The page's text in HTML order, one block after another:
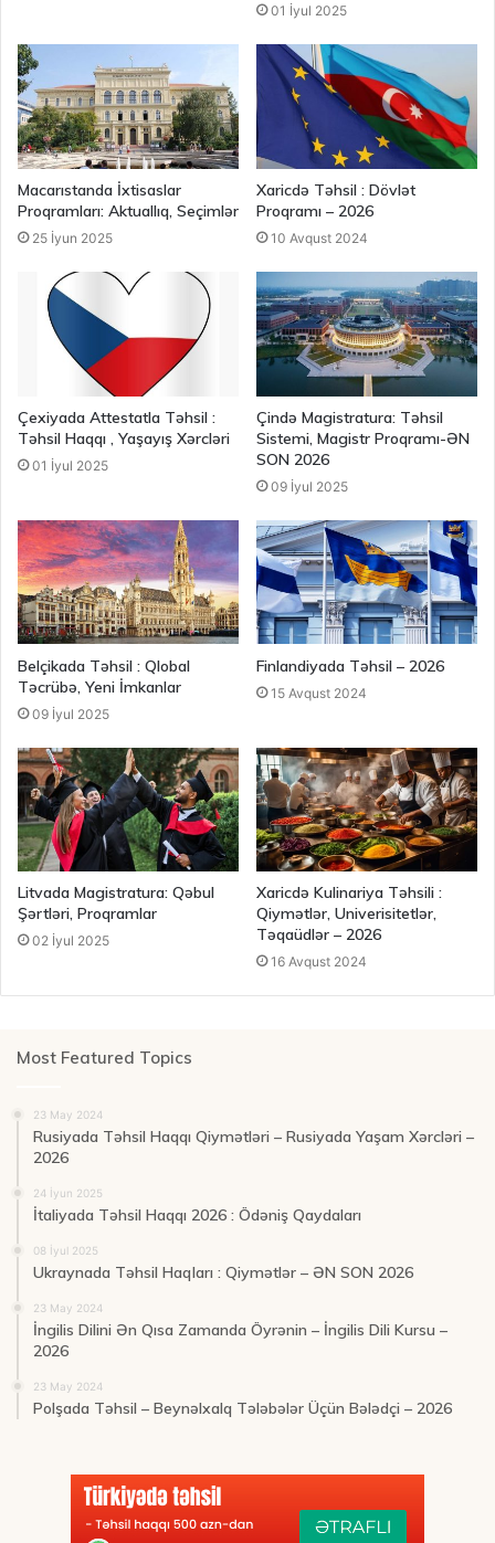
01 İyul 2025
Macarıstanda İxtisaslar
Proqramları: Aktuallıq, Seçimlər
25 İyun 2025
Xaricdə Təhsil : Dövlət
Proqramı – 2026
10 Avqust 2024
Çexiyada Attestatla Təhsil :
Təhsil Haqqı , Yaşayış Xərcləri
01 İyul 2025
Çində Magistratura: Təhsil
Sistemi, Magistr Proqramı-ƏN
SON 2026
09 İyul 2025
Belçikada Təhsil : Qlobal
Təcrübə, Yeni İmkanlar
09 İyul 2025
Finlandiyada Təhsil – 2026
15 Avqust 2024
Litvada Magistratura: Qəbul
Şərtləri, Proqramlar
02 İyul 2025
Xaricdə Kulinariya Təhsili :
Qiymətlər, Univerisitetlər,
Təqaüdlər – 2026
16 Avqust 2024
Most Featured Topics
23 May 2024
Rusiyada Təhsil Haqqı Qiymətləri – Rusiyada Yaşam Xərcləri –
2026
24 İyun 2025
İtaliyada Təhsil Haqqı 2026 : Ödəniş Qaydaları
08 İyul 2025
Ukraynada Təhsil Haqları : Qiymətlər – ƏN SON 2026
23 May 2024
İngilis Dilini Ən Qısa Zamanda Öyrənin – İngilis Dili Kursu –
2026
23 May 2024
Polşada Təhsil – Beynəlxalq Tələbələr Üçün Bələdçi – 2026